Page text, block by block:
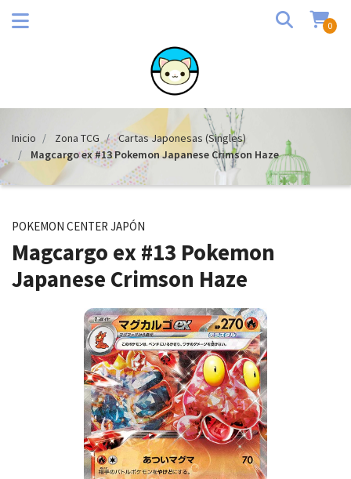
0
Inicio Zona TCG
Cartas Japonesas (Singles)
Magcargo ex #13 Pokemon Japanese Crimson Haze
POKEMON CENTER JAPÓN
Magcargo ex #13 Pokemon
Japanese Crimson Haze